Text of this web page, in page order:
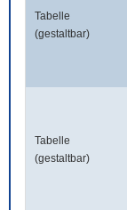
Tabelle
(gestaltbar)
Tabelle
(gestaltbar)